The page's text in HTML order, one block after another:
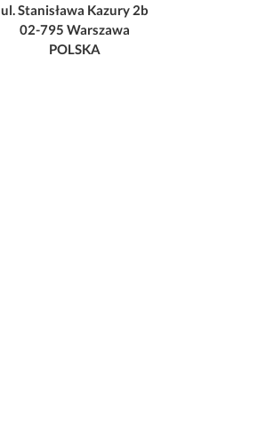
ul. Stanisława Kazury 2b
02-795 Warszawa
POLSKA